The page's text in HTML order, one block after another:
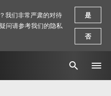
我们非常严肃的对待
问请参考我们的隐私
是
否